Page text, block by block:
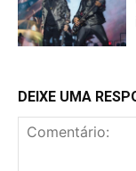
DEIXE UMA